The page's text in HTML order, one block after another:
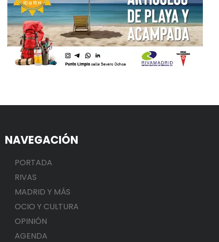
NAVEGACIÓN
PORTADA
RIVAS
MADRID Y MÁS
OCIO Y CULTURA
OPINIÓN
AGENDA